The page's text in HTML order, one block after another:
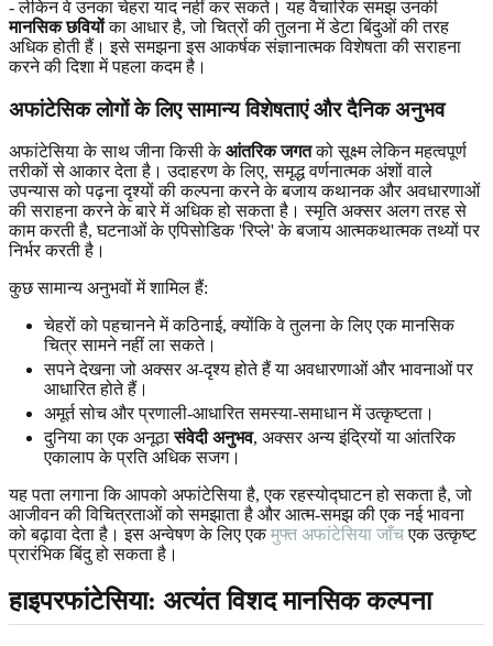
- लेकिन वे उनका चेहरा याद नहीं कर सकते। यह वैचारिक समझ उनकी
मानसिक छवियोंका आधार है, जो चित्रों की तुलना में डेटा बिंदुओं की तरह
अधिक होती हैं। इसे समझना इस आकर्षक संज्ञानात्मक विशेषता की सराहना
करने की दिशा में पहला कदम है।
अफांटेसिक लोगों के लिए सामान्य विशेषताएं और दैनिक अनुभव
अफांटेसिया के साथ जीना किसी केआंतरिक जगतको सूक्ष्म लेकिन महत्वपूर्ण
तरीकों से आकार देता है। उदाहरण के लिए, समृद्ध वर्णनात्मक अंशों वाले
उपन्यास को पढ़ना दृश्यों की कल्पना करने के बजाय कथानक और अवधारणाओं
की सराहना करने के बारे में अधिक हो सकता है। स्मृति अक्सर अलग तरह से
काम करती है, घटनाओं के एपिसोडिक 'रिप्ले' के बजाय आत्मकथात्मक तथ्यों पर
निर्भर करती है।
कुछ सामान्य अनुभवों में शामिल हैं:
चेहरों को पहचानने में कठिनाई, क्योंकि वे तुलना के लिए एक मानसिक
चित्र सामने नहीं ला सकते।
सपने देखना जो अक्सर अ-दृश्य होते हैं या अवधारणाओं और भावनाओं पर
आधारित होते हैं।
अमूर्त सोच और प्रणाली-आधारित समस्या-समाधान में उत्कृष्टता।
दुनिया का एक अनूठासंवेदी अनुभव, अक्सर अन्य इंद्रियों या आंतरिक
एकालाप के प्रति अधिक सजग।
यह पता लगाना कि आपको अफांटेसिया है, एक रहस्योद्घाटन हो सकता है, जो
आजीवन की विचित्रताओं को समझाता है और आत्म-समझ की एक नई भावना
को बढ़ावा देता है। इस अन्वेषण के लिए एकमुफ्त अफांटेसिया जाँचएक उत्कृष्ट
प्रारंभिक बिंदु हो सकता है।
हाइपरफांटेसिया: अत्यंत विशद मानसिक कल्पना